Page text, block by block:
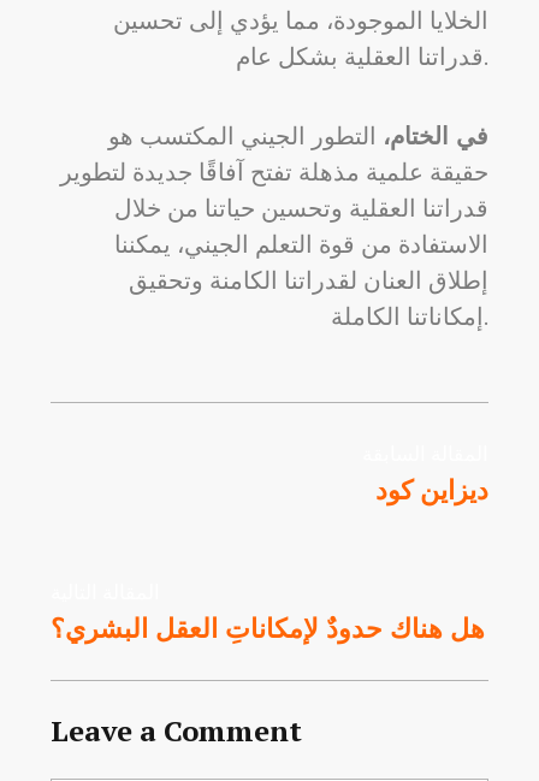
الخلايا الموجودة، مما يؤدي إلى تحسين
قدراتنا العقلية بشكل عام.
في الختام، التطور الجيني المكتسب هو
حقيقة علمية مذهلة تفتح آفاقًا جديدة لتطوير
قدراتنا العقلية وتحسين حياتنا من خلال
الاستفادة من قوة التعلم الجيني، يمكننا
إطلاق العنان لقدراتنا الكامنة وتحقيق
إمكاناتنا الكاملة.
ديزاين كود
هل هناك حدودٌ لإمكاناتِ العقل البشري؟
Leave a Comment